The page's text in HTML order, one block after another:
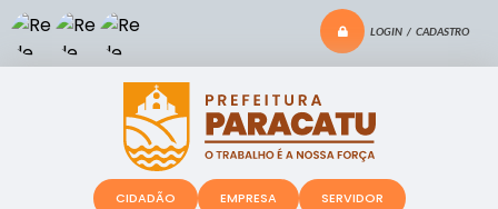
LOGIN / CADASTRO
CIDADÃO EMPRESA SERVIDOR